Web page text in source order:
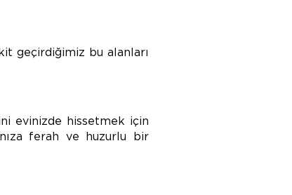
geçirdiğimiz bu alanları
evinizde hissetmek için
ferah ve huzurlu bir